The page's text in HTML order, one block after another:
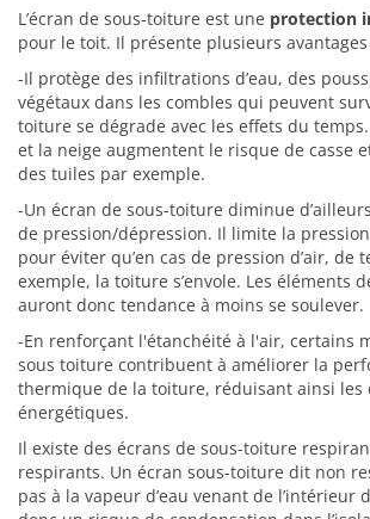
L’écran de sous-toiture est une protection
pour le toit. Il présente plusieurs avantages
-Il protège des infiltrations d’eau, des
végétaux dans les combles qui peuvent
toiture se dégrade avec les effets du
et la neige augmentent le risque de casse
des tuiles par exemple.
-Un écran de sous-toiture diminue
de pression/dépression. Il limite la
pour éviter qu’en cas de pression d’air, de
exemple, la toiture s’envole. Les éléments
auront donc tendance à moins se soulever.
-En renforçant l'étanchéité à l'air, certains
sous toiture contribuent à améliorer la
thermique de la toiture, réduisant ainsi les
énergétiques.
Il existe des écrans de sous-toiture
respirants. Un écran sous-toiture dit non
pas à la vapeur d’eau venant de l’intérieur